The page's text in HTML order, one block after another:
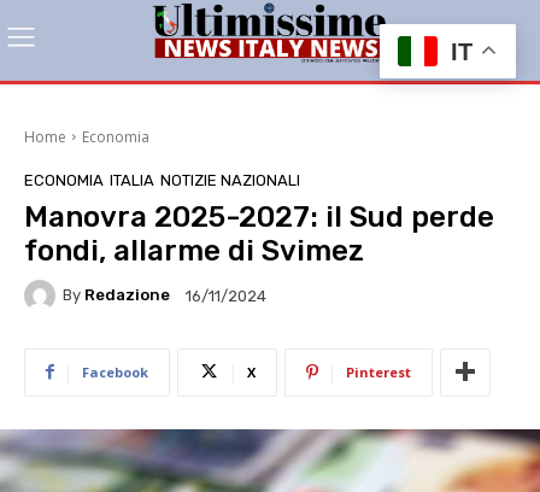
Home Economia
ECONOMIA ITALIA NOTIZIE NAZIONALI
Manovra 2025-2027: il Sud perde
fondi, allarme di Svimez
By Redazione 16/11/2024
Facebook X Pinterest
IT